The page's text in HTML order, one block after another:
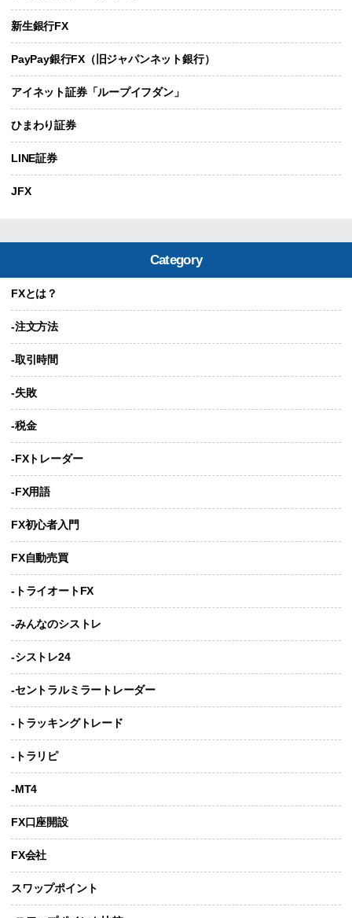
新生銀行FX
PayPay銀行FX（旧ジャパンネット銀行）
アイネット証券「ループイフダン」
ひまわり証券
LINE証券
JFX
Category
FXとは？
-注文方法
-取引時間
-失敗
-税金
-FXトレーダー
-FX用語
FX初心者入門
FX自動売買
-トライオートFX
-みんなのシストレ
-シストレ24
-セントラルミラートレーダー
-トラッキングトレード
-トラリピ
-MT4
FX口座開設
FX会社
スワップポイント